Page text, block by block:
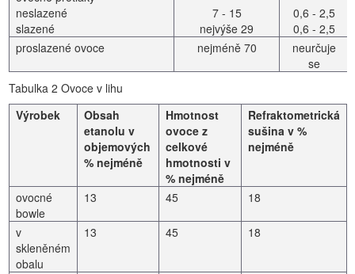
neslazené
slazené
7 - 15
nejvýše 29
0,6 - 2,5
0,6 - 2,5
proslazené ovoce
nejméně 70
neurčuje
se
Tabulka 2 Ovoce v lihu
Výrobek
Obsah
etanolu v
objemových
% nejméně
Hmotnost
ovoce z
celkové
hmotnosti v
% nejméně
Refraktometrická
sušina v %
nejméně
ovocné
bowle
13 45 18
v
skleněném
obalu
13 45 18